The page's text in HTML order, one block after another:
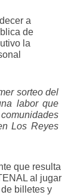
a
de
la
sorteo del
labor que
Los Reyes
que resulta
al jugar
billetes y